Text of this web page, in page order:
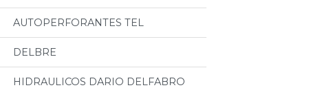
AUTOPERFORANTES TEL
DELBRE
HIDRAULICOS DARIO DELFABRO